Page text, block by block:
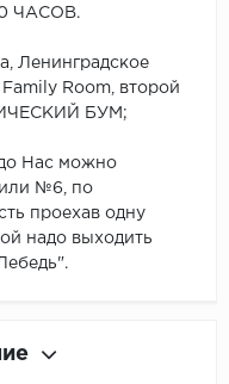
ЧАСОВ.
Ленинградское
Room, второй
БУМ;
Нас можно
№6, по
проехав одну
надо выходить